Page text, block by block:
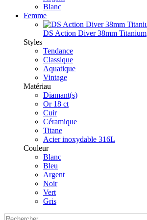
Blanc
Femme
DS Action Diver 38mm Titanium
Styles
Tendance
Classique
Aquatique
Vintage
Matériau
Diamant(s)
Or 18 ct
Cuir
Céramique
Titane
Acier inoxydable 316L
Couleur
Blanc
Bleu
Argent
Noir
Vert
Gris